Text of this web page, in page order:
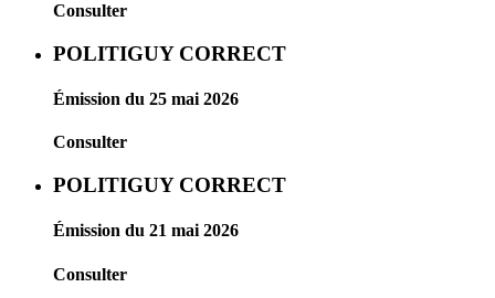
Consulter
POLITIGUY CORRECT
Émission du 25 mai 2026
Consulter
POLITIGUY CORRECT
Émission du 21 mai 2026
Consulter